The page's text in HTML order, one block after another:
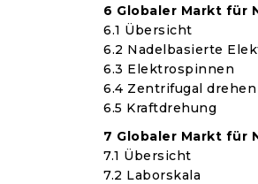
6 Globaler Markt für
6.1 Übersicht
6.2 Nadelbasierte
6.3 Elektrospinnen
6.4 Zentrifugal drehen
6.5 Kraftdrehung
7 Globaler Markt für
7.1 Übersicht
7.2 Laborskala